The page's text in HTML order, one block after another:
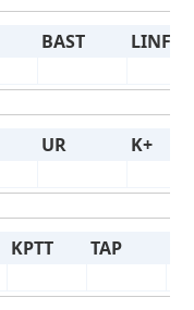
BAST LINF
UR K+
KPTT TAP